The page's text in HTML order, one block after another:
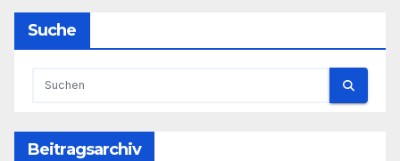
Suche
Beitragsarchiv